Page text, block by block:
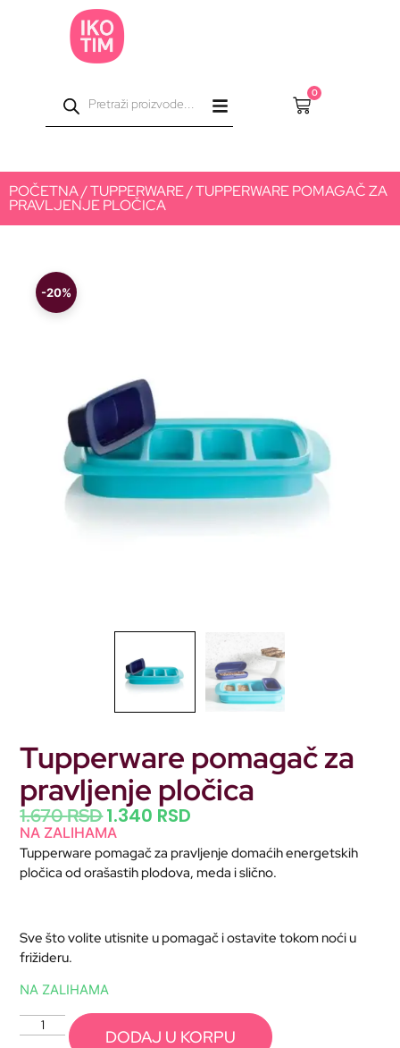
0
POČETNA/TUPPERWARE/ TUPPERWARE POMAGAČ ZA
PRAVLJENJE PLOČICA
-20%
Tupperware pomagač za
pravljenje pločica
1.670RSD1.340 RSD
NA ZALIHAMA
Tupperware pomagač za pravljenje domaćih energetskih
pločica od orašastih plodova, meda i slično.
Sve što volite utisnite u pomagač i ostavite tokom noći u
frižideru.
NA ZALIHAMA
DODAJ U KORPU